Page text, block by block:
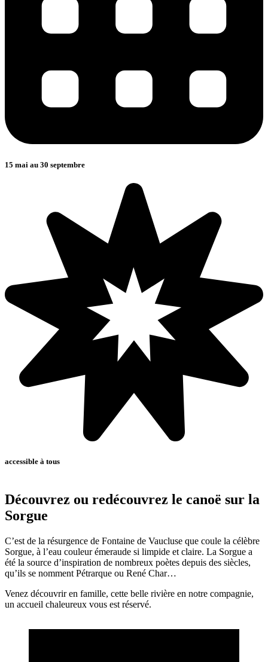
15 mai au 30 septembre
accessible à tous
Découvrez ou redécouvrez le canoë sur la
Sorgue
C’est de la résurgence de Fontaine de Vaucluse que coule la célèbre
Sorgue, à l’eau couleur émeraude si limpide et claire. La Sorgue a
été la source d’inspiration de nombreux poètes depuis des siècles,
qu’ils se nomment Pétrarque ou René Char…
Venez découvrir en famille, cette belle rivière en notre compagnie,
un accueil chaleureux vous est réservé.